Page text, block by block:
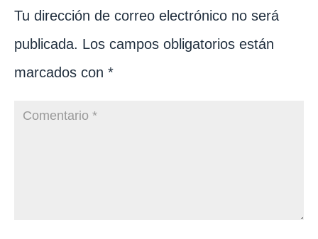
Tu dirección de correo electrónico no será
publicada. Los campos obligatorios están
marcados con *